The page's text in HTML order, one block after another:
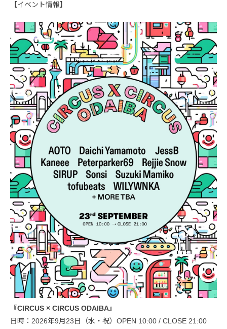
【イベント情報】
『CIRCUS × CIRCUS ODAIBA』
日時：2026年9月23日（水・祝）OPEN 10:00 / CLOSE 21:00